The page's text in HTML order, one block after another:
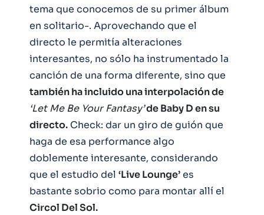
tema que conocemos de su primer álbum
en solitario-. Aprovechando que el
directo le permitía alteraciones
interesantes, no sólo ha instrumentado la
canción de una forma diferente, sino que
también ha incluido una interpolación de
‘Let Me Be Your Fantasy’de Baby D en su
directo. Check: dar un giro de guión que
haga de esa performance algo
doblemente interesante, considerando
que el estudio del ‘Live Lounge’es
bastante sobrio como para montar allí el
Circol Del Sol.